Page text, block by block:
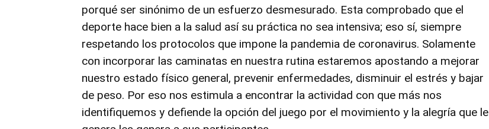
porqué ser sinónimo de un esfuerzo desmesurado. Esta comprobado que el
deporte hace bien a la salud así su práctica no sea intensiva; eso sí, siempre
respetando los protocolos que impone la pandemia de coronavirus. Solamente
con incorporar las caminatas en nuestra rutina estaremos apostando a mejorar
nuestro estado físico general, prevenir enfermedades, disminuir el estrés y bajar
de peso. Por eso nos estimula a encontrar la actividad con que más nos
identifiquemos y defiende la opción del juego por el movimiento y la alegría que le